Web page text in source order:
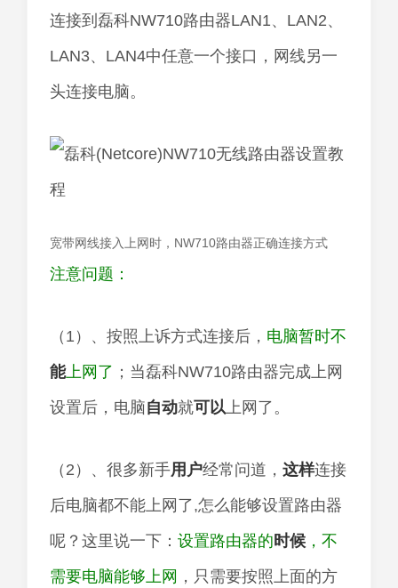
连接到磊科NW710路由器LAN1、LAN2、
LAN3、LAN4中任意一个接口，网线另一
头连接电脑。
宽带网线接入上网时，NW710路由器正确连接方式
注意问题：
（1）、按照上诉方式连接后， 电脑暂时不
能上网了 ；当磊科NW710路由器完成上网
设置后，电脑自动就可以上网了。
（2）、很多新手用户经常问道， 这样连接
后电脑都不能上网了,怎么能够设置路由器
呢？这里说一下： 设置路由器的时候 ，不
需要电脑能够上网 ，只需要按照上面的方